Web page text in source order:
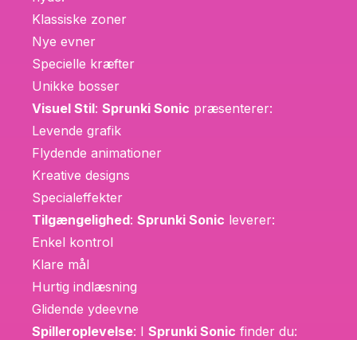
Klassiske zoner
Nye evner
Specielle kræfter
Unikke bosser
Visuel Stil: Sprunki Sonic præsenterer:
Levende grafik
Flydende animationer
Kreative designs
Specialeffekter
Tilgængelighed: Sprunki Sonic leverer:
Enkel kontrol
Klare mål
Hurtig indlæsning
Glidende ydeevne
Spilleroplevelse: I Sprunki Sonic finder du: